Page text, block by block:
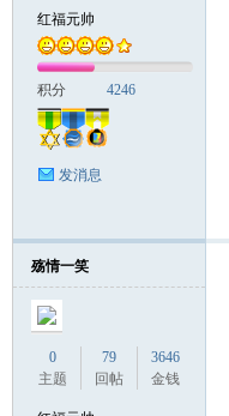
红福元帅
积分 4246
发消息
殇情一笑
0
主题
79
回帖
3646
金钱